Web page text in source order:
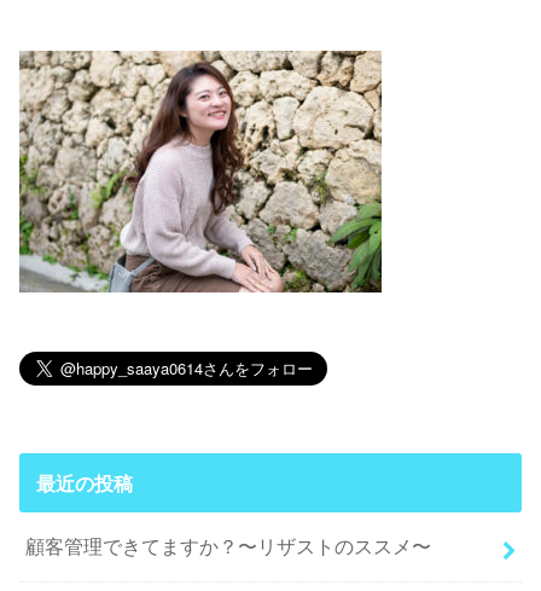
最近の投稿
顧客管理できてますか？〜リザストのススメ〜